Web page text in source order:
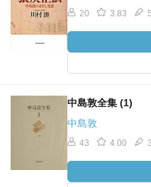
20 3.83 5
中島敦全集 (1)
中島敦
43 4.00 3